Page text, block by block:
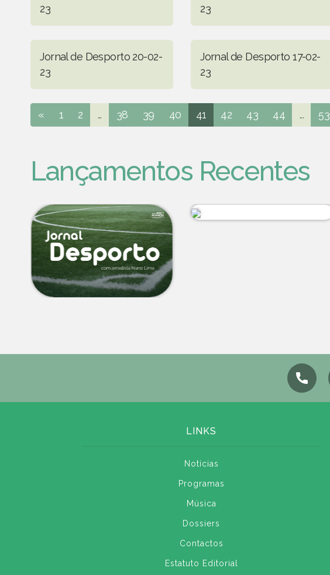
23
23
Jornal de Desporto 20-02-
23
Jornal de Desporto 17-02-
23
« 1 2 ... 38 39 40 41 42 43 44 ... 53
Lançamentos Recentes
LINKS
Notícias
Programas
Música
Dossiers
Contactos
Estatuto Editorial